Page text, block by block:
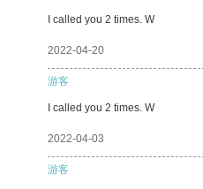
I called you 2 times. W
2022-04-20
游客
I called you 2 times. W
2022-04-03
游客